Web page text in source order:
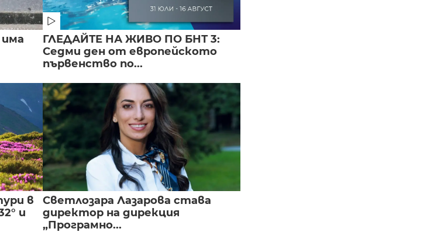
ГЛЕДАЙТЕ НА ЖИВО ПО БНТ 3:
Седми ден от европейското
първенство по...
в
и
Светлозара Лазарова става
директор на дирекция
„Програмно...